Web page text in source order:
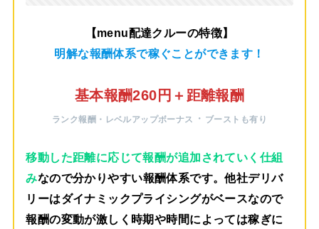
【menu配達クルーの特徴】
明解な報酬体系で稼ぐことができます！
基本報酬260円＋距離報酬
ランク報酬・レベルアップボーナス ・ ブーストも有り
移動した距離に応じて報酬が追加されていく仕組
みなので分かりやすい報酬体系です。他社デリバ
リーはダイナミックプライシングがベースなので
報酬の変動が激しく時期や時間によっては稼ぎに